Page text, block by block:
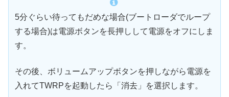
5分ぐらい待ってもだめな場合(ブートローダでループ
する場合)は電源ボタンを長押しして電源をオフにしま
す。
その後、ボリュームアップボタンを押しながら電源を
入れてTWRPを起動したら「消去」を選択します。